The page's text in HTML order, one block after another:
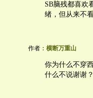
SB脑残都喜欢
绪，但从来不看
作者： 横断万重山
你为什么不穿
什么不说谢谢？